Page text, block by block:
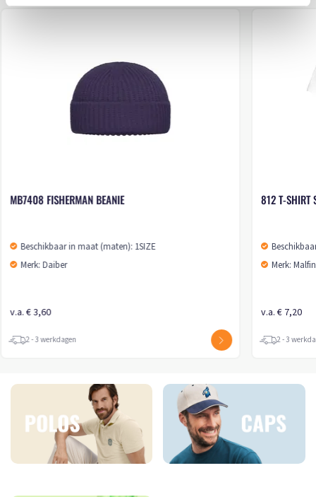
MB7408 FISHERMAN BEANIE
Beschikbaar in maat (maten): 1SIZE
Merk: Daiber
v.a. € 3,60
2 - 3 werkdagen
812 T-SHIRT
Merk:
v.a. € 7,20
2 - 3